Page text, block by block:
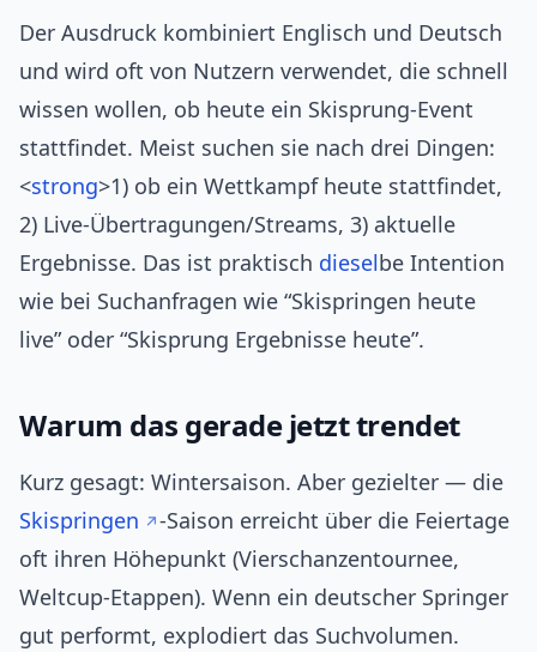
Der Ausdruck kombiniert Englisch und Deutsch
und wird oft von Nutzern verwendet, die schnell
wissen wollen, ob heute ein Skisprung‑Event
stattfindet. Meist suchen sie nach drei Dingen:
<strong>1) ob ein Wettkampf heute stattfindet,
2) Live‑Übertragungen/Streams, 3) aktuelle
Ergebnisse. Das ist praktisch dieselbe Intention
wie bei Suchanfragen wie “Skispringen heute
live” oder “Skisprung Ergebnisse heute”.
Warum das gerade jetzt trendet
Kurz gesagt: Wintersaison. Aber gezielter — die
Skispringen
-Saison erreicht über die Feiertage
oft ihren Höhepunkt (Vierschanzentournee,
Weltcup‑Etappen). Wenn ein deutscher Springer
gut performt, explodiert das Suchvolumen.